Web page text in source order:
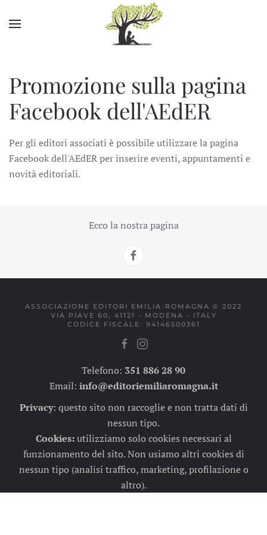
Skip to main content
Promozione sulla pagina
Facebook dell'AEdER
Per gli editori associati è possibile utilizzare la pagina
Facebook dell'AEdER per inserire eventi, appuntamenti e
novità editoriali.
Ecco la nostra pagina
ASSOCIAZIONE EDITORI EMILIA-ROMAGNA © 2022
VIA PIAVE 60, 41121 - MODENA - ITALY
CODICE FISCALE: 94146500361
Telefono: 351 886 28 90
Email: info@editoriemiliaromagna.it
Privacy: questo sito non raccoglie e non tratta dati di
nessun tipo.
Cookies:utilizziamo solo cookies necessari al
funzionamento del sito. Non usiamo altri cookies di
nessun tipo (analisi traffico, marketing, profilazione o
altro).